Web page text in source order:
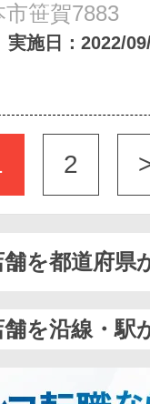
笹賀7883
実施日：2022/
2
を都道府県
を沿線・駅